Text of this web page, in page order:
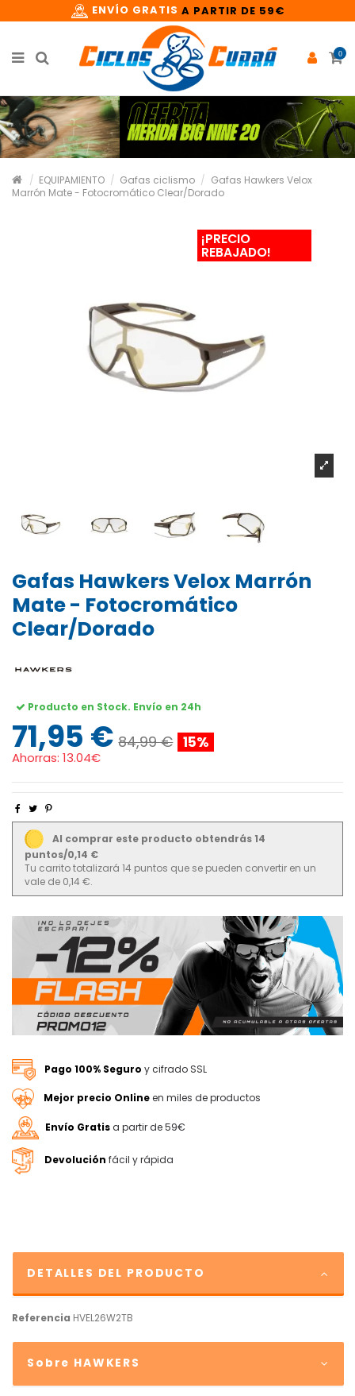
ENVÍO GRATIS A PARTIR DE 59€
0
EQUIPAMIENTO Gafas ciclismo
Gafas Hawkers Velox
Marrón Mate - Fotocromático Clear/Dorado
¡PRECIO
REBAJADO!
Gafas Hawkers Velox Marrón
Mate - Fotocromático
Clear/Dorado
Producto en Stock. Envío en 24h
71,95 € 84,99 € 15%
Ahorras: 13.04€
Al comprar este producto obtendrás 14
puntos/0,14 €
Tu carrito totalizará 14 puntos que se pueden convertir en un
vale de 0,14 €.
Pago 100% Seguro y cifrado SSL
Mejor precio Onlineen miles de productos
Envío Gratisa partir de 59€
Devolución fácil y rápida
DETALLES DEL PRODUCTO
Referencia HVEL26W2TB
Sobre HAWKERS